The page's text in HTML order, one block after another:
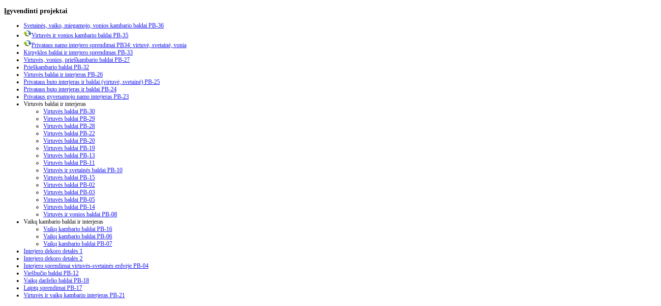
Įgyvendinti projektai
Svetainės, vaiko, miegamojo, vonios kambario baldai PB-36
Virtuvės ir vonios kambario baldai PB-35
Privataus namo interjero sprendimai PB34: virtuvė, svetainė, vonia
Kirpyklos baldai ir interjero sprendimas PB-33
Virtuvės, vonios, prieškambario baldai PB-27
Prieškambario baldai PB-32
Virtuvės baldai ir interjeras PB-26
Privataus buto interjeras ir baldai (virtuvė, svetainė) PB-25
Privataus buto interjeras ir baldai PB-24
Privataus gyvenamojo namo interjeras PB-23
Virtuvės baldai ir interjeras
Virtuvės baldai PB-30
Virtuvės baldai PB-29
Virtuvės baldai PB-28
Virtuvės baldai PB-22
Virtuvės baldai PB-20
Virtuvės baldai PB-19
Virtuvės baldai PB-13
Virtuvės baldai PB-11
Virtuvės ir svetainės baldai PB-10
Virtuvės baldai PB-15
Virtuvės baldai PB-02
Virtuvės baldai PB-03
Virtuvės baldai PB-05
Virtuvės baldai PB-14
Virtuvės ir vonios baldai PB-08
Vaikų kambario baldai ir interjeras
Vaikų kambario baldai PB-16
Vaikų kambario baldai PB-06
Vaikų kambario baldai PB-07
Interjero dekoro detalės 1
Interjero dekoro detalės 2
Interjero sprendimai virtuvės-svetainės erdvėje PB-04
Viešbučio baldai PB-12
Vaikų darželio baldai PB-18
Laiptų sprendimai PB-17
Virtuvės ir vaikų kambario interjeras PB-21